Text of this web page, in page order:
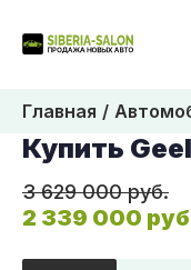
Главная
Купить
3 629 000 руб.
2 339 000